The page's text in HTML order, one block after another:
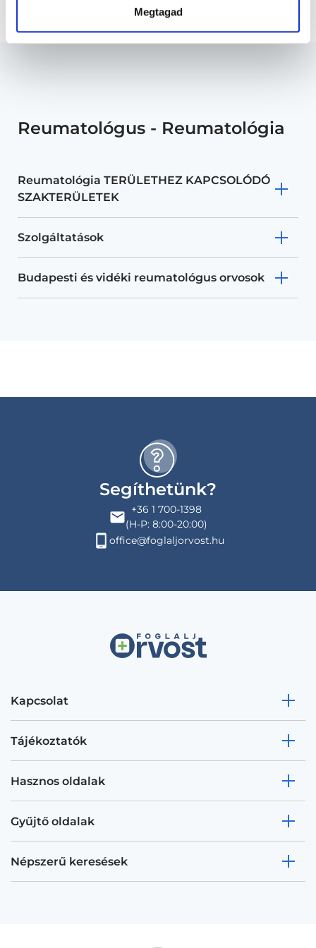
Megtagad
Reumatológus - Reumatológia
Reumatológia TERÜLETHEZ KAPCSOLÓDÓ
SZAKTERÜLETEK
Szolgáltatások
Budapesti és vidéki reumatológus orvosok
Segíthetünk?
+36 1 700-1398
(H-P: 8:00-20:00)
office@foglaljorvost.hu
Kapcsolat
Tájékoztatók
Hasznos oldalak
Gyűjtő oldalak
Népszerű keresések